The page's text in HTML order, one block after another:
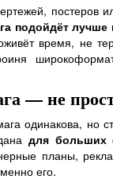
постеров
подойдёт лучше
время, не
— не
одинакова, но
для больших
планы,
его.